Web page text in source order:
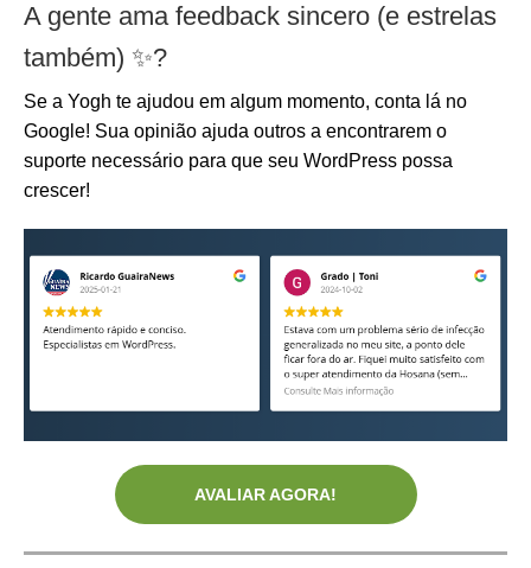
A gente ama feedback sincero (e estrelas
também) ✨?
Se a Yogh te ajudou em algum momento, conta lá no
Google! Sua opinião ajuda outros a encontrarem o
suporte necessário para que seu WordPress possa
crescer!
AVALIAR AGORA!